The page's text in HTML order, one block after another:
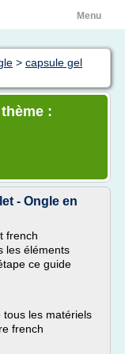
Menu
> capsule gel
:
- Ongle en
french
les éléments
ce guide
les matériels
french